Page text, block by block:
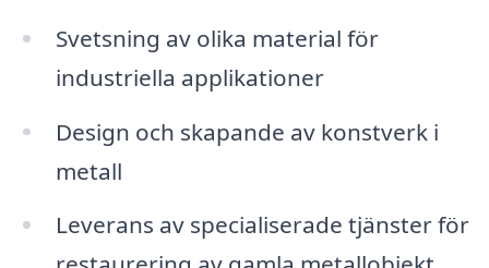
Svetsning av olika material för
industriella applikationer
Design och skapande av konstverk i
metall
Leverans av specialiserade tjänster för